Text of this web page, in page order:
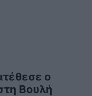
ο
Βουλή